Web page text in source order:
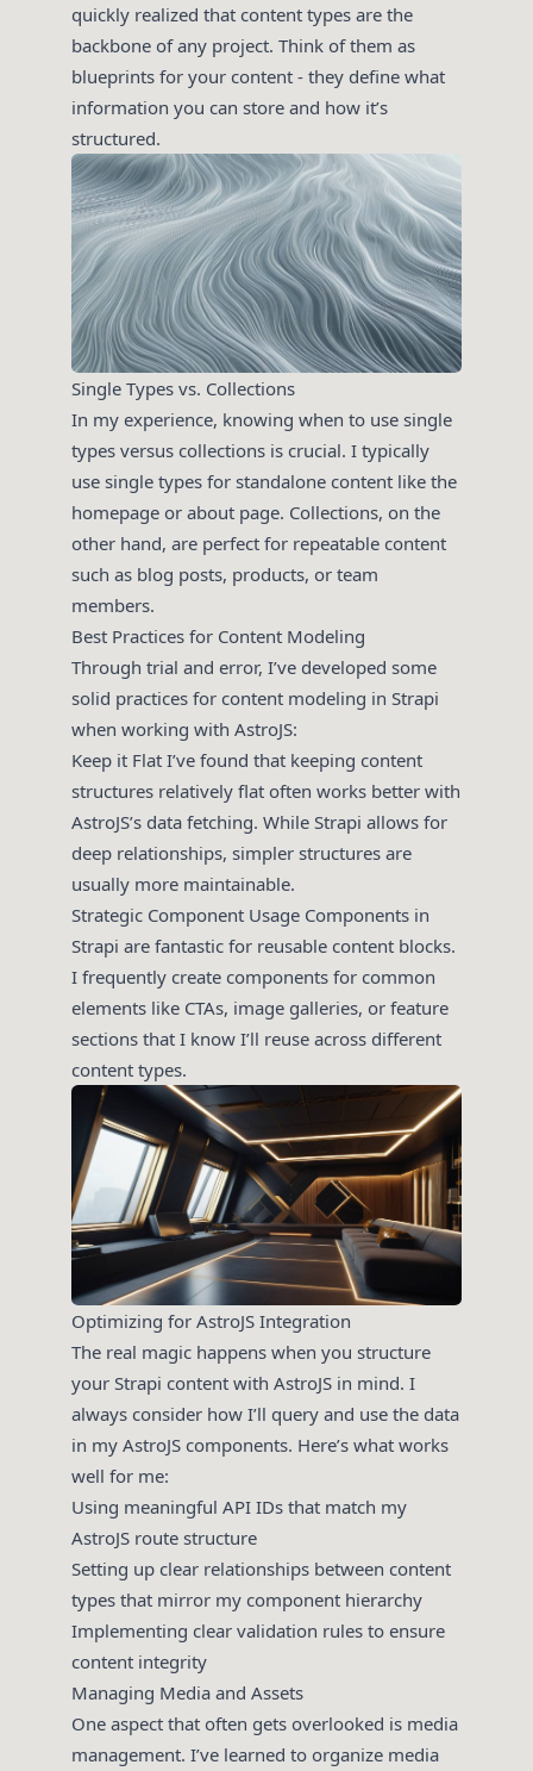
quickly realized that content types are the
backbone of any project. Think of them as
blueprints for your content - they define what
information you can store and how it’s
structured.
Single Types vs. Collections
In my experience, knowing when to use single
types versus collections is crucial. I typically
use single types for standalone content like the
homepage or about page. Collections, on the
other hand, are perfect for repeatable content
such as blog posts, products, or team
members.
Best Practices for Content Modeling
Through trial and error, I’ve developed some
solid practices for content modeling in Strapi
when working with AstroJS:
Keep it Flat I’ve found that keeping content
structures relatively flat often works better with
AstroJS’s data fetching. While Strapi allows for
deep relationships, simpler structures are
usually more maintainable.
Strategic Component Usage Components in
Strapi are fantastic for reusable content blocks.
I frequently create components for common
elements like CTAs, image galleries, or feature
sections that I know I’ll reuse across different
content types.
Optimizing for AstroJS Integration
The real magic happens when you structure
your Strapi content with AstroJS in mind. I
always consider how I’ll query and use the data
in my AstroJS components. Here’s what works
well for me:
Using meaningful API IDs that match my
AstroJS route structure
Setting up clear relationships between content
types that mirror my component hierarchy
Implementing clear validation rules to ensure
content integrity
Managing Media and Assets
One aspect that often gets overlooked is media
management. I’ve learned to organize media